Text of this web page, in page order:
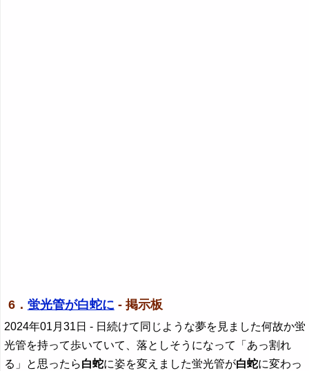
6． 蛍光管が白蛇に - 掲示板
2024年01月31日 - 日続けて同じような夢を見ました何故か蛍
光管を持って歩いていて、落としそうになって「あっ割れ
る」と思ったら白蛇に姿を変えました蛍光管が白蛇に変わっ